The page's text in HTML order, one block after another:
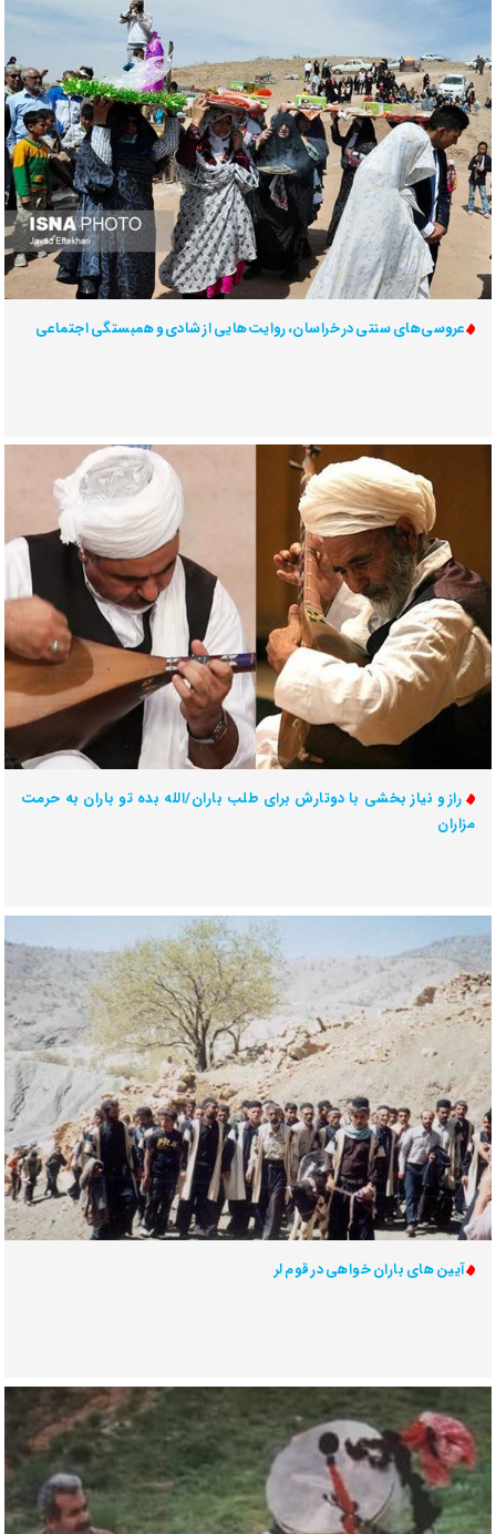
عروسی‌های سنتی در خراسان، روایت‌هایی از شادی و همبستگی اجتماعی
راز و نیاز بخشی با دوتارش برای طلب باران/الله بده تو باران به حرمت
مزاران
آیین های باران خواهی در قوم لر